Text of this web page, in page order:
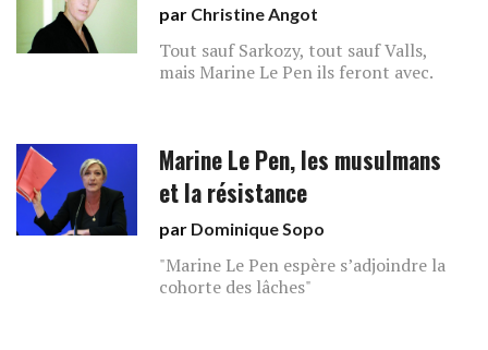
par Christine Angot
Tout sauf Sarkozy, tout sauf Valls,
mais Marine Le Pen ils feront avec.
Marine Le Pen, les musulmans
et la résistance
par Dominique Sopo
"Marine Le Pen espère s’adjoindre la
cohorte des lâches"